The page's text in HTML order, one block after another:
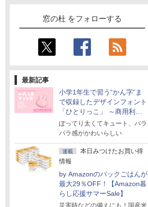
窓の杜 をフォローする
最新記事
小学1年生で習う“かん字”ま
で収録したデザインフォント
「ひとりっこ」 ～商用利用
OK
ぽってり太くてキュート、パラ
パラ感がかわいらしい
連載
本日みつけたお買い得
情報
by Amazonのパックごはんが
最大29％OFF！【Amazon暮
らし応援サマーSale】
災害時などの備えにも！国産米